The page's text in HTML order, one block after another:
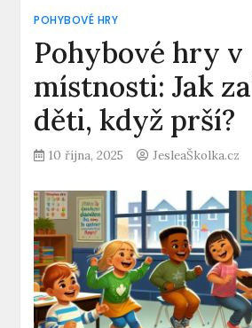
POHYBOVÉ HRY
Pohybové hry v
místnosti: Jak
děti, když prší?
10 října, 2025 JesleaŠkolka.cz